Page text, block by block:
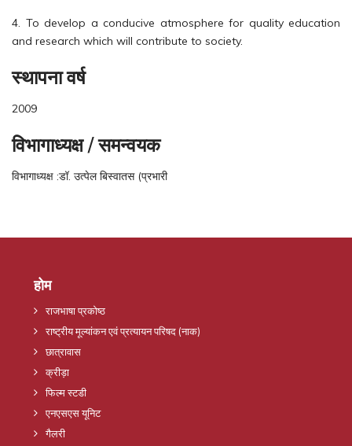
4. To develop a conducive atmosphere for quality education
and research which will contribute to society.
स्थापना वर्ष
2009
विभागाध्यक्ष / समन्वयक
विभागाध्यक्ष :डॉ. उत्पेल बिस्वातस (प्रभारी
होम
राजभाषा प्रकोष्ठ
राष्ट्रीय मूल्यांकन एवं प्रत्यायन परिषद (नाक)
छात्रावास
क्रीड़ा
फिल्म स्टडी
एनएसएस यूनिट
गैलरी